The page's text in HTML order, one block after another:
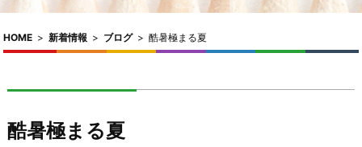
HOME > 新着情報 > ブログ> 酷暑極まる夏
酷暑極まる夏